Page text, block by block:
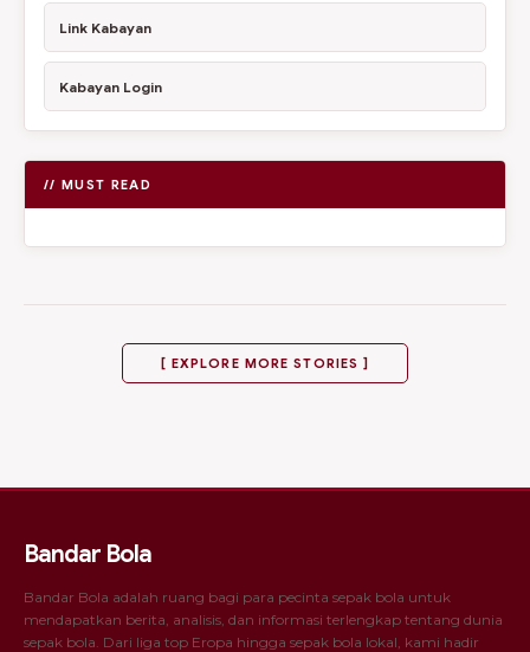
Link Kabayan
Kabayan Login
// MUST READ
[ EXPLORE MORE STORIES ]
Bandar Bola
Bandar Bola adalah ruang bagi para pecinta sepak bola untuk
mendapatkan berita, analisis, dan informasi terlengkap tentang dunia
sepak bola. Dari liga top Eropa hingga sepak bola lokal, kami hadir